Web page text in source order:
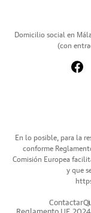
Domicilio social en
(con
En lo posible, para la
conforme
Comisión Europea
y que
Contactar